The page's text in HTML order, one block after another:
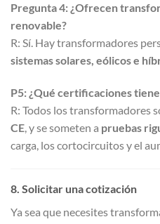
Pregunta 4: ¿Ofrecen
renovable?
R: Sí. Hay transformadores
sistemas solares, eólicos e
P5: ¿Qué certificaciones
R: Todos los transformadores
CE, y se someten a pruebas
carga, los cortocircuitos y el
8. Solicitar una cotización
Ya sea que necesites